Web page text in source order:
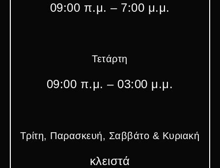
09:00 π.μ. – 7:00 μ.μ.
Τετάρτη
09:00 π.μ. – 03:00 μ.μ.
Τρίτη, Παρασκευή, Σαββάτο & Κυριακή
κλειστά